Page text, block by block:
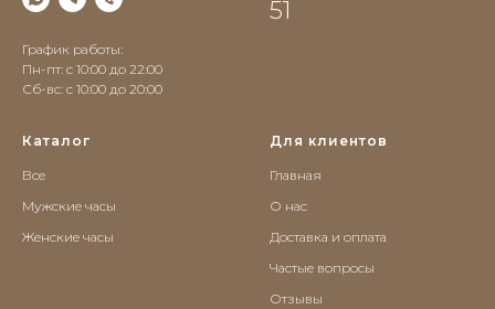
График работы:
Пн-пт: с 10:00 до 22:00
Сб-вс: c 10:00 до 20:00
51
Каталог
Все
Мужские часы
Женские часы
Для клиентов
Главная
О нас
Доставка и оплата
Частые вопросы
Отзывы